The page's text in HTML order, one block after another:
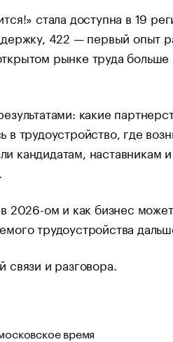
стала доступна в 19
422 — первый опыт
рынке труда больше
какие
трудоустройство, где
кандидатам, наставникам и
2026-ом и как бизнес может
трудоустройства
и разговора.
время